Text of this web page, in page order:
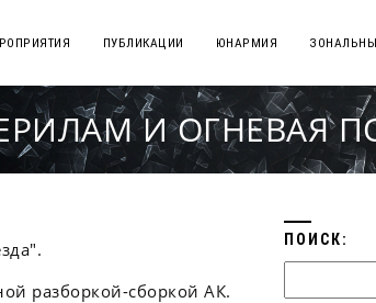
ПУБЛИКАЦИИ ЮНАРМИЯ
И ОГНЕВАЯ
разборкой-сборкой АК.
ПОИСК: